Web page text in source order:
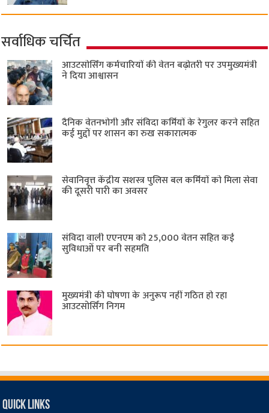
सर्वाधिक चर्चित
आउटसोर्सिंग कर्मचारियों की वेतन बढ़ोतरी पर उपमुख्यमंत्री
ने दिया आश्वासन
दैनिक वेतनभोगी और संविदा कर्मियों के रेगुलर करने सहित
कई मुद्दों पर शासन का रुख सकारात्मक
सेवानिवृत्त केंद्रीय सशस्त्र पुलिस बल ​कर्मियों को मिला सेवा
की दूसरी पारी का अवसर
संविदा वाली एएनएम को 25,000 वेतन सहित कई
सुविधाओं पर बनी सहमति
मुख्यमंत्री की घोषणा के अनुरूप नहीं गठित हो रहा
आउटसोर्सिंग निगम
Quick Links